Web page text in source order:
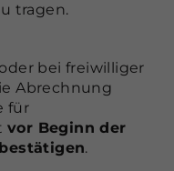
tragen.
bei freiwilliger
Abrechnung
für
vor Beginn der
.